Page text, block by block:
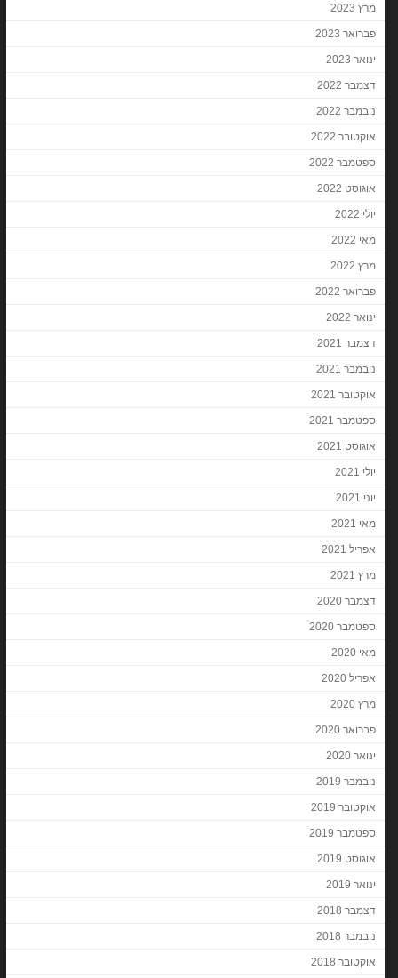
מרץ 2023
פברואר 2023
ינואר 2023
דצמבר 2022
נובמבר 2022
אוקטובר 2022
ספטמבר 2022
אוגוסט 2022
יולי 2022
מאי 2022
מרץ 2022
פברואר 2022
ינואר 2022
דצמבר 2021
נובמבר 2021
אוקטובר 2021
ספטמבר 2021
אוגוסט 2021
יולי 2021
יוני 2021
מאי 2021
אפריל 2021
מרץ 2021
דצמבר 2020
ספטמבר 2020
מאי 2020
אפריל 2020
מרץ 2020
פברואר 2020
ינואר 2020
נובמבר 2019
אוקטובר 2019
ספטמבר 2019
אוגוסט 2019
ינואר 2019
דצמבר 2018
נובמבר 2018
אוקטובר 2018